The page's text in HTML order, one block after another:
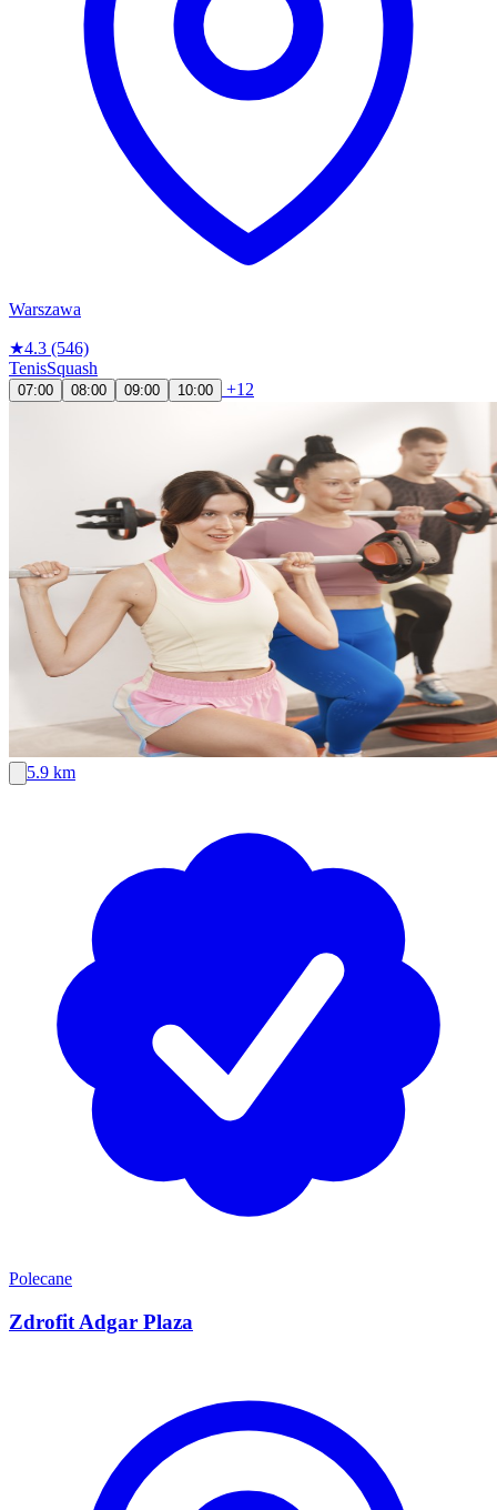
Warszawa
★4.3 (546)
TenisSquash
07:00 08:00 09:00 10:00 +12
5.9 km
Polecane
Zdrofit Adgar Plaza